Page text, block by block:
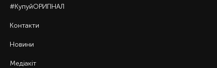
#КупуйОРИГІНАЛ
Контакти
Новини
Медіакіт